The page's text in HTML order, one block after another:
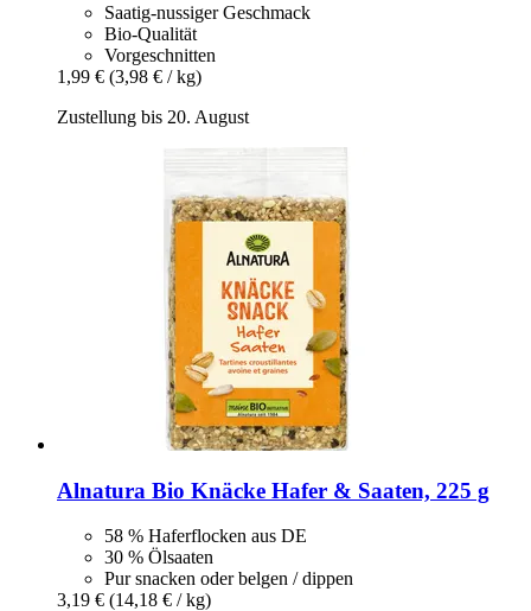
Saatig-nussiger Geschmack
Bio-Qualität
Vorgeschnitten
1,99 € (3,98 € / kg)
Zustellung bis 20. August
Alnatura Bio Knäcke Hafer & Saaten, 225 g
58 % Haferflocken aus DE
30 % Ölsaaten
Pur snacken oder belgen / dippen
3,19 € (14,18 € / kg)